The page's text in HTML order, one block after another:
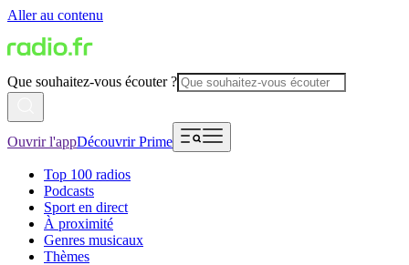
Aller au contenu
Que souhaitez-vous écouter ?
Ouvrir l'appDécouvrir Prime
Top 100 radios
Podcasts
Sport en direct
À proximité
Genres musicaux
Thèmes